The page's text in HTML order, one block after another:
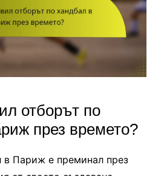
отборът по
през времето?
в Париж е преминал през